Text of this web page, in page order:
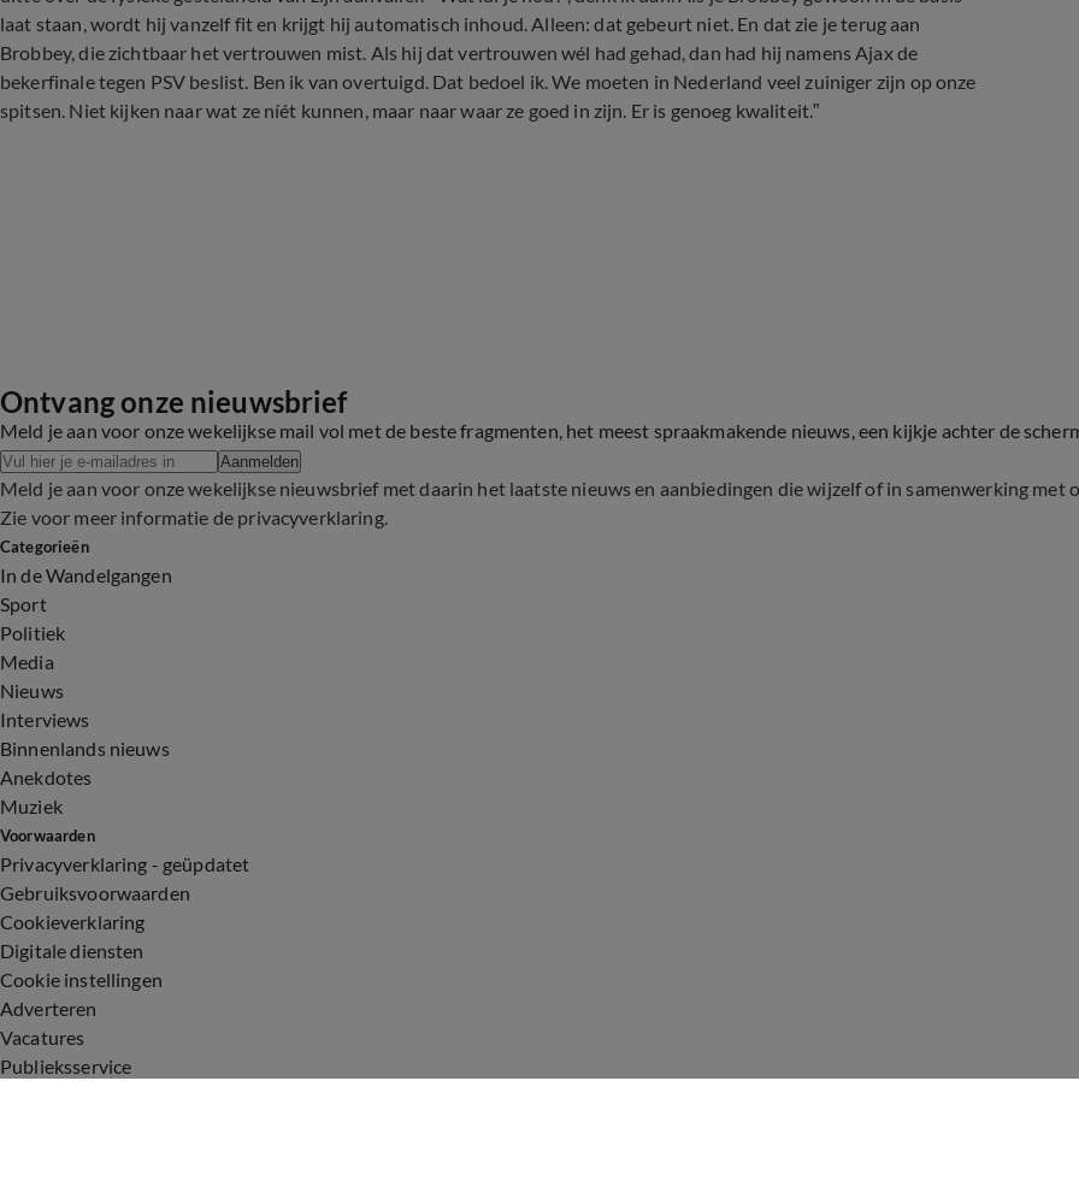
laat staan, wordt hij vanzelf fit en krijgt hij automatisch inhoud. Alleen: dat gebeurt niet. En dat zie je terug aan
Brobbey, die zichtbaar het vertrouwen mist. Als hij dat vertrouwen wél had gehad, dan had hij namens Ajax de
bekerfinale tegen PSV beslist. Ben ik van overtuigd. Dat bedoel ik. We moeten in Nederland veel zuiniger zijn op onze
spitsen. Niet kijken naar wat ze níét kunnen, maar naar waar ze goed in zijn. Er is genoeg kwaliteit.”
Ontvang onze nieuwsbrief
Meld je aan voor onze wekelijkse mail vol met de beste fragmenten, het meest spraakmakende nieuws, een kijkje achter de
Aanmelden
Meld je aan voor onze wekelijkse nieuwsbrief met daarin het laatste nieuws en aanbiedingen die wijzelf of in samenwerking
Zie voor meer informatie de privacyverklaring.
Categorieën
In de Wandelgangen
Sport
Politiek
Media
Nieuws
Interviews
Binnenlands nieuws
Anekdotes
Muziek
Voorwaarden
Privacyverklaring - geüpdatet
Gebruiksvoorwaarden
Cookieverklaring
Digitale diensten
Cookie instellingen
Adverteren
Vacatures
Publieksservice